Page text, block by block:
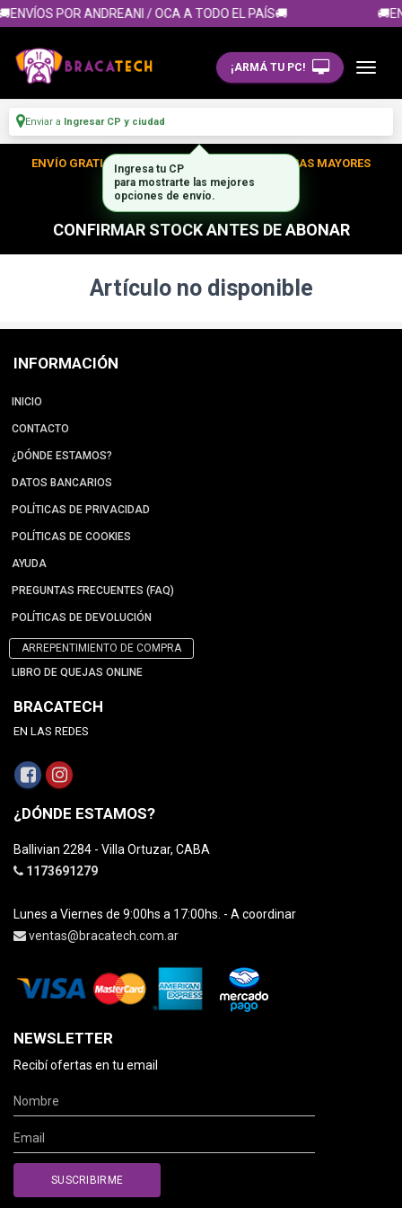
POR ANDREANI / OCA A TODO EL PAÍS🚚
¡ARMÁ TU PC!
Enviar a Ingresar CP y ciudad
ENVÍO GRATIS DENTRO DE CABA EN TUS COMPRAS MAYORES
A $300.000
CONFIRMAR STOCK ANTES DE ABONAR
Artículo no disponible
INFORMACIÓN
INICIO
CONTACTO
¿DÓNDE ESTAMOS?
DATOS BANCARIOS
POLÍTICAS DE PRIVACIDAD
POLÍTICAS DE COOKIES
AYUDA
PREGUNTAS FRECUENTES (FAQ)
POLÍTICAS DE DEVOLUCIÓN
ARREPENTIMIENTO DE COMPRA
LIBRO DE QUEJAS ONLINE
BRACATECH
EN LAS REDES
¿DÓNDE ESTAMOS?
Ballivian 2284 - Villa Ortuzar, CABA
1173691279
Lunes a Viernes de 9:00hs a 17:00hs. - A coordinar
ventas@bracatech.com.ar
NEWSLETTER
Recibí ofertas en tu email
Ingresa tu CP
para mostrarte las mejores
opciones de envío.